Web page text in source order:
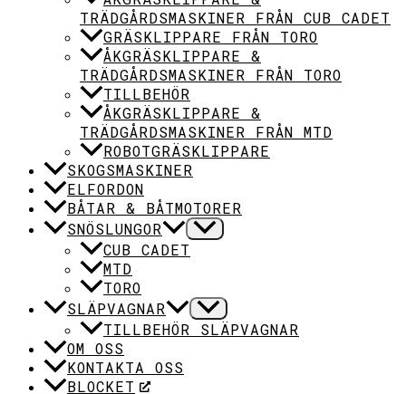
TRÄDGÅRDSMASKINER FRÅN CUB CADET
GRÄSKLIPPARE FRÅN TORO
ÅKGRÄSKLIPPARE &
TRÄDGÅRDSMASKINER FRÅN TORO
TILLBEHÖR
ÅKGRÄSKLIPPARE &
TRÄDGÅRDSMASKINER FRÅN MTD
ROBOTGRÄSKLIPPARE
SKOGSMASKINER
ELFORDON
BÅTAR & BÅTMOTORER
SNÖSLUNGOR
CUB CADET
MTD
TORO
SLÄPVAGNAR
TILLBEHÖR SLÄPVAGNAR
OM OSS
KONTAKTA OSS
BLOCKET